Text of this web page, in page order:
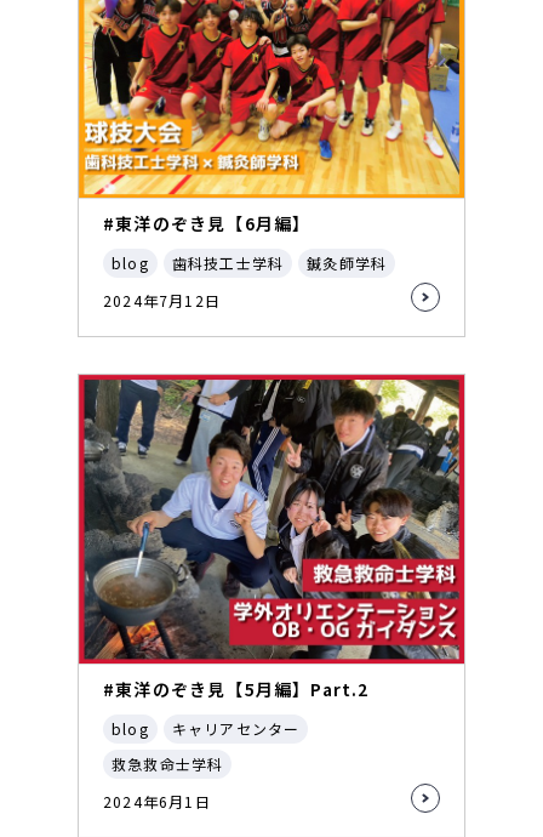
#東洋のぞき見【6月編】
blog 歯科技工士学科
鍼灸師学科
2024年7月12日
#東洋のぞき見【5月編】Part.2
blog
キャリアセンター
救急救命士学科
2024年6月1日